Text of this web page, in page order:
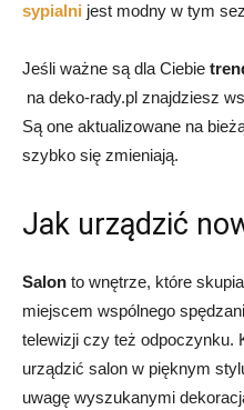
sypialni jest modny w tym
Jeśli ważne są dla Ciebie
na deko-rady.pl znajdziesz
Są one aktualizowane na
szybko się zmieniają.
Jak urządzić
Salon to wnętrze, które
miejscem wspólnego
telewizji czy też odpoczynku.
urządzić salon w pięknym
uwagę wyszukanymi